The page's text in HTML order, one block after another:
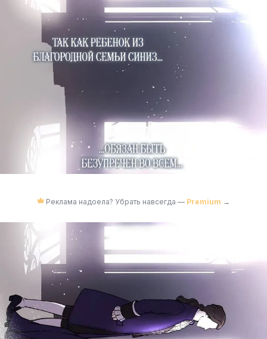
Реклама надоела? Убрать навсегда — Premium →